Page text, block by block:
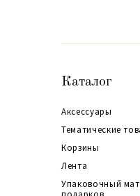
Каталог
Аксессуары
Тематические
Корзины
Лента
Упаковочный